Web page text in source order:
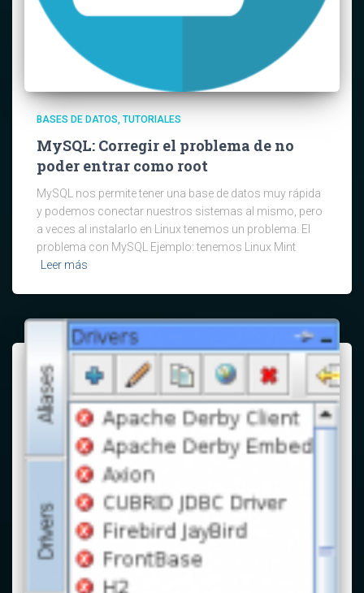
BASES DE DATOS TUTORIALES
MySQL: Corregir el problema de no
poder entrar como root
MySQL nos permite tener una base de datos muy rápida
y podemos conectar nuestros sistemas al mismo, pero
a veces al instalarlo en Linux tenemos un problema. El
problema con MySQL Ejemplo: tenemos Linux Mint
Leer más